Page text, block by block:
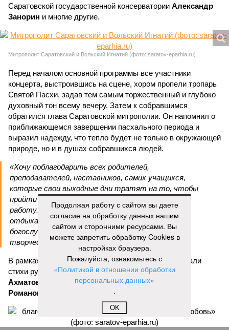
Саратовской государственной консерватории Александр
Занорин и многие другие.
Митрополит Саратовский и Вольский Игнатий (фото: saratov-eparhia.ru)
Перед началом основной программы все участники
концерта, выстроившись на сцене, хором пропели тропарь
Святой Пасхи, задав тем самым торжественный и глубоко
духовный тон всему вечеру. Затем к собравшимся
обратился глава Саратовской митрополии. Он напомнил о
приближающемся завершении пасхального периода и
выразил надежду, что тепло будет не только в окружающей
природе, но и в душах собравшихся людей.
«Хочу поблагодарить всех родителей,
преподавателей, наставников, самих учащихся,
которые свои выходные дни тратят на то, чтобы
прийти в храм, чтобы продолжать внеклассную
работу. Большинство учеников в выходные
отдыхают, а эти ребята идут в церковь на
богослужение, занимаются музыкой и другим
творчеством», – заявил митрополит Игнатий.
В рамках концертной программы со сцены прозвучали
стихи русских поэтов:Николая Гумилева,Анны
Ахматовой
Бориса ПастернакаиКонстантина
Романова
Продолжая работу с сайтом вы даете
согласие на обработку данных нашим
сайтом и сторонними ресурсами. Вы
можете запретить обработку Cookies в
настройках браузера.
Пожалуйста, ознакомьтесь с
«Политикой в отношении обработки
персональных данных»
.
OK